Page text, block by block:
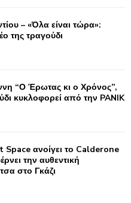
– «Όλα είναι τώρα»:
της τραγούδι
“Ο Έρωτας κι ο Χρόνος”,
κυκλοφορεί από την PANIK
ανοίγει το Calderone
την αυθεντική
στο Γκάζι